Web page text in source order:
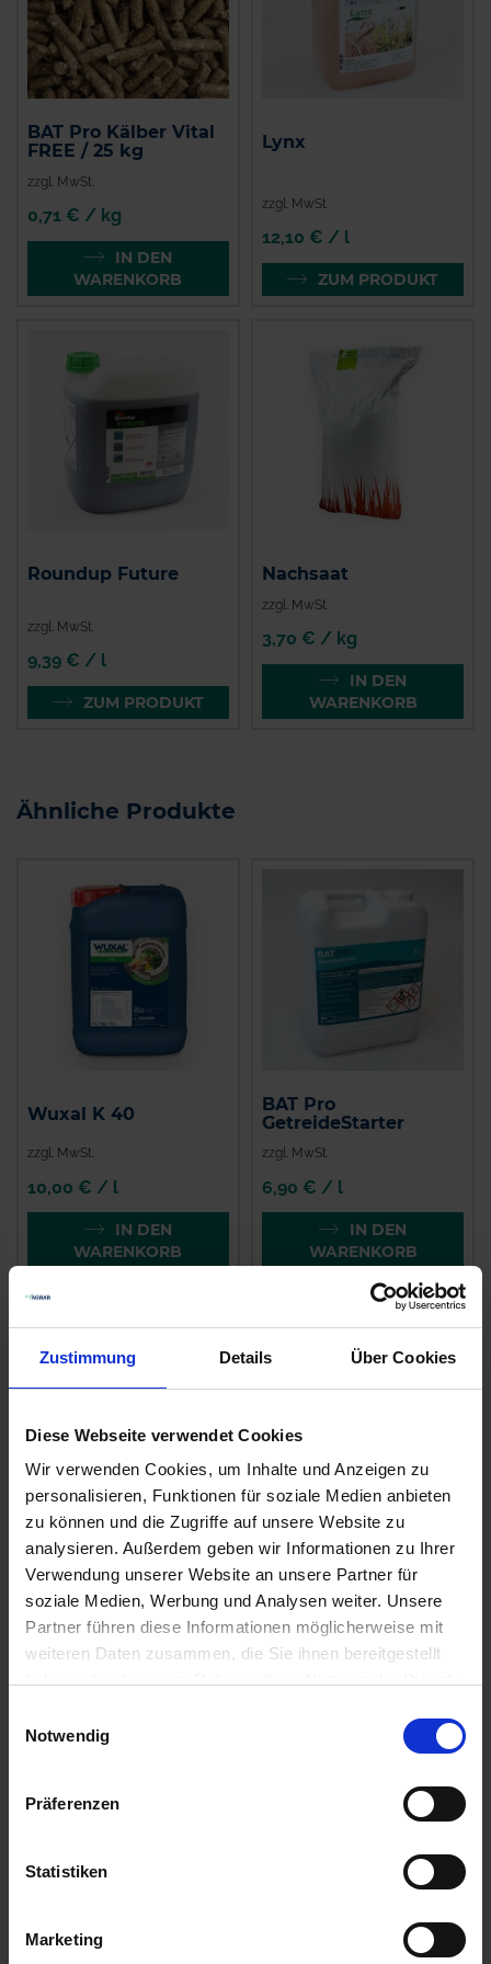
Zustimmung Details Über Cookies
Diese Webseite verwendet Cookies
Wir verwenden Cookies, um Inhalte und Anzeigen zu
personalisieren, Funktionen für soziale Medien anbieten
zu können und die Zugriffe auf unsere Website zu
analysieren. Außerdem geben wir Informationen zu Ihrer
Verwendung unserer Website an unsere Partner für
soziale Medien, Werbung und Analysen weiter. Unsere
Partner führen diese Informationen möglicherweise mit
weiteren Daten zusammen, die Sie ihnen bereitgestellt
Notwendig
Präferenzen
Statistiken
Marketing
BAT Pro Kälber Vital
FREE / 25 kg
zzgl. MwSt.
0,71 € / kg
IN DEN
WARENKORB
Lynx
zzgl. MwSt.
12,10 € / l
ZUM PRODUKT
Roundup Future
zzgl. MwSt.
9,39 € / l
ZUM PRODUKT
Nachsaat
zzgl. MwSt.
3,70 € / kg
IN DEN
WARENKORB
Ähnliche Produkte
Wuxal K 40
zzgl. MwSt.
10,00 € / l
IN DEN
WARENKORB
BAT Pro
GetreideStarter
zzgl. MwSt.
6,90 € / l
IN DEN
WARENKORB
BAT Pro Vital
zzgl. MwSt.
8,32 € / l
IN DEN
Aktiv
zzgl. MwSt.
4,17 € / kg